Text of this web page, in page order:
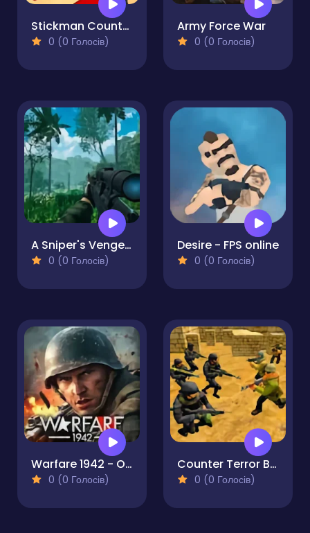
Stickman Counter Terror Strike
0 (0 Голосів)
Army Force War
0 (0 Голосів)
A Sniper's Vengeance The Story of Linh
0 (0 Голосів)
Desire - FPS online
0 (0 Голосів)
Warfare 1942 - Online Shooter
0 (0 Голосів)
Counter Terror Battle Simulator
0 (0 Голосів)